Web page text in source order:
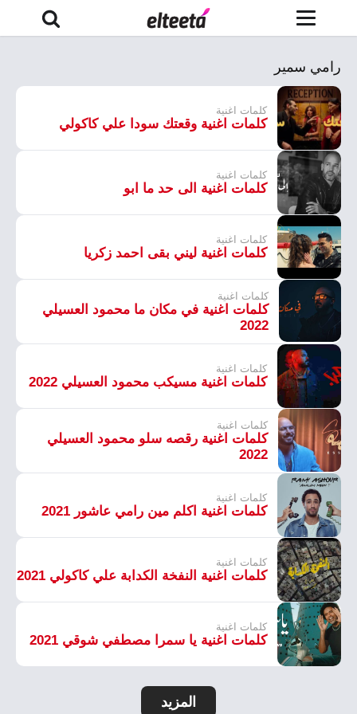
رامي سمير
كلمات اغنية
كلمات اغنية وقعتك سودا علي كاكولي
كلمات اغنية
كلمات اغنية الى حد ما ابو
كلمات اغنية
كلمات اغنية ليني بقى احمد زكريا
كلمات اغنية
كلمات اغنية في مكان ما محمود العسيلي
2022
كلمات اغنية
كلمات اغنية مسيكب محمود العسيلي 2022
كلمات اغنية
كلمات اغنية رقصه سلو محمود العسيلي
2022
كلمات اغنية
كلمات اغنية اكلم مين رامي عاشور 2021
كلمات اغنية
كلمات اغنية النفخة الكدابة علي كاكولي 2021
كلمات اغنية
كلمات اغنية يا سمرا مصطفي شوقي 2021
المزيد